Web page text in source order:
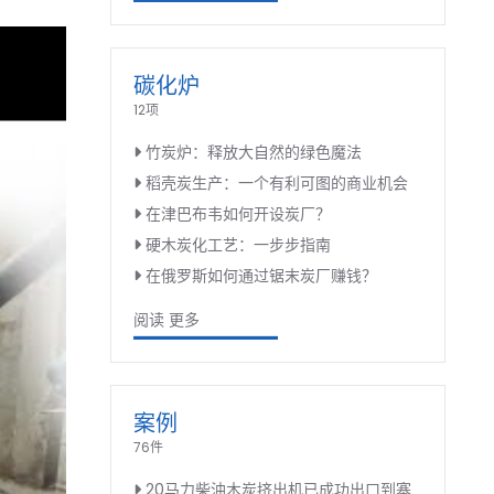
碳化炉
12项
竹炭炉：释放大自然的绿色魔法
稻壳炭生产：一个有利可图的商业机会
在津巴布韦如何开设炭厂？
硬木炭化工艺：一步步指南
在俄罗斯如何通过锯末炭厂赚钱？
阅读 更多
案例
76件
20马力柴油木炭挤出机已成功出口到塞